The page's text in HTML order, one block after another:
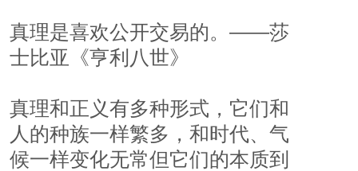
真理是喜欢公开交易的。——莎
士比亚《亨利八世》
真理和正义有多种形式，它们和
人的种族一样繁多，和时代、气
候一样变化无常但它们的本质到